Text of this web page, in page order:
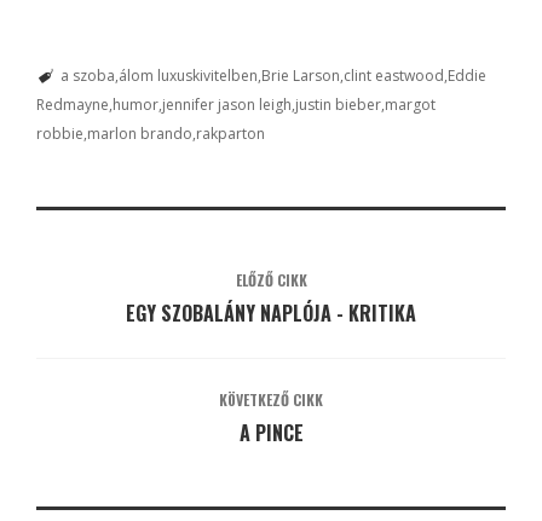
a szoba álom luxuskivitelben Brie Larson clint eastwood Eddie
Redmayne humor jennifer jason leigh justin bieber margot
robbie marlon brando rakparton
ELŐZŐ CIKK
EGY SZOBALÁNY NAPLÓJA - KRITIKA
KÖVETKEZŐ CIKK
A PINCE